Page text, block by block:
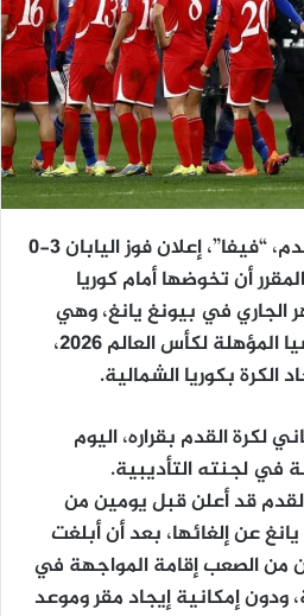
قرر الاتحاد الدولي لكرة القدم، “فيفا”، إعلان فوز اليابان 3-0
أن تخوضها أمام كوريا
26 من الشهر الجاري في بيونغ يانغ، وهي
مواجهة ضمن تصفيات آسيا المؤهلة لكأس العالم 2026،
الكرة بكوريا الشمالية.
لكرة القدم بقراره، اليوم
في لجنته التأديبية.
القدم قد أعلن قبل يومين من
عن إلغائها، بعد أن أبلغت
من الصعب إقامة المواجهة في
ودون إمكانية إيجاد مقر وموعد